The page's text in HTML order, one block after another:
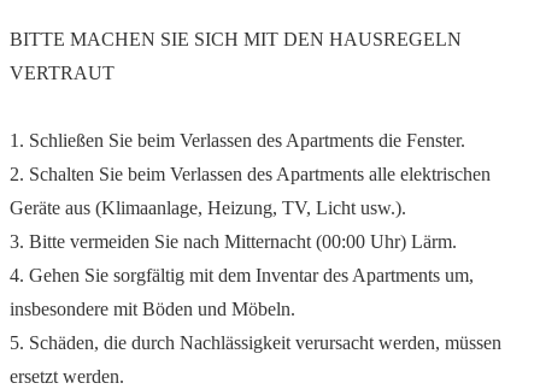
BITTE MACHEN SIE SICH MIT DEN HAUSREGELN
VERTRAUT
1. Schließen Sie beim Verlassen des Apartments die Fenster.
2. Schalten Sie beim Verlassen des Apartments alle elektrischen
Geräte aus (Klimaanlage, Heizung, TV, Licht usw.).
3. Bitte vermeiden Sie nach Mitternacht (00:00 Uhr) Lärm.
4. Gehen Sie sorgfältig mit dem Inventar des Apartments um,
insbesondere mit Böden und Möbeln.
5. Schäden, die durch Nachlässigkeit verursacht werden, müssen
ersetzt werden.